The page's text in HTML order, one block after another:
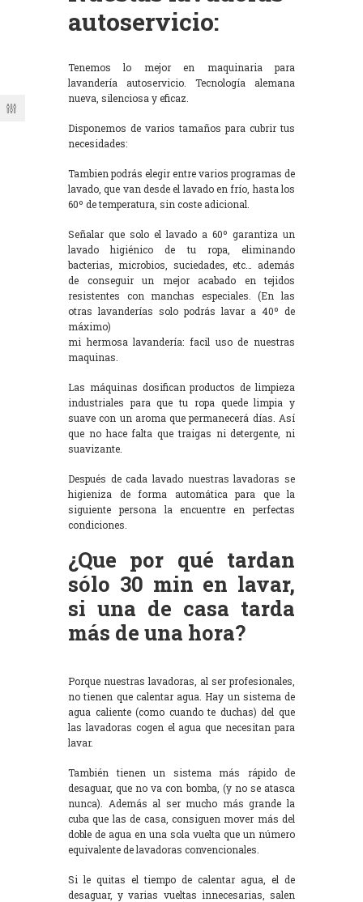
autoservicio:
Tenemos lo mejor en maquinaria para
lavandería autoservicio. Tecnología alemana
nueva, silenciosa y eficaz.
Disponemos de varios tamaños para cubrir tus
necesidades:
Tambien podrás elegir entre varios programas de
lavado, que van desde el lavado en frío, hasta los
60º de temperatura, sin coste adicional.
Señalar que solo el lavado a 60º garantiza un
lavado higiénico de tu ropa, eliminando
bacterias, microbios, suciedades, etc… además
de conseguir un mejor acabado en tejidos
resistentes con manchas especiales. (En las
otras lavanderías solo podrás lavar a 40º de
máximo)
mi hermosa lavandería: facil uso de nuestras
maquinas.
Las máquinas dosifican productos de limpieza
industriales para que tu ropa quede limpia y
suave con un aroma que permanecerá días. Así
que no hace falta que traigas ni detergente, ni
suavizante.
Después de cada lavado nuestras lavadoras se
higieniza de forma automática para que la
siguiente persona la encuentre en perfectas
condiciones.
¿Que por qué tardan
sólo 30 min en lavar,
si una de casa tarda
más de una hora?
Porque nuestras lavadoras, al ser profesionales,
no tienen que calentar agua. Hay un sistema de
agua caliente (como cuando te duchas) del que
las lavadoras cogen el agua que necesitan para
lavar.
También tienen un sistema más rápido de
desaguar, que no va con bomba, (y no se atasca
nunca). Además al ser mucho más grande la
cuba que las de casa, consiguen mover más del
doble de agua en una sola vuelta que un número
equivalente de lavadoras convencionales.
Si le quitas el tiempo de calentar agua, el de
desaguar, y varias vueltas innecesarias, salen